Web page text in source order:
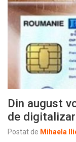
Din august
de
Postat de Mihaela